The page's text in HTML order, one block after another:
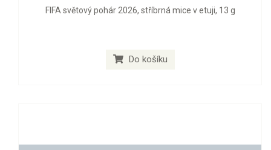
FIFA světový pohár 2026, stříbrná mice v etuji, 13 g
Do košíku